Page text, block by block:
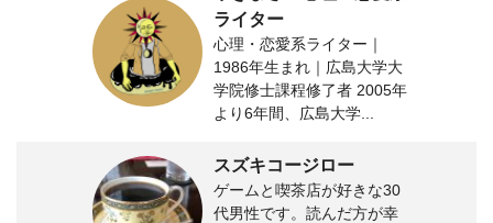
ライター
心理・恋愛系ライター｜
1986年生まれ｜広島大学大
学院修士課程修了者 2005年
より6年間、広島大学...
スズキコージロー
ゲームと喫茶店が好きな30
代男性です。読んだ方が幸